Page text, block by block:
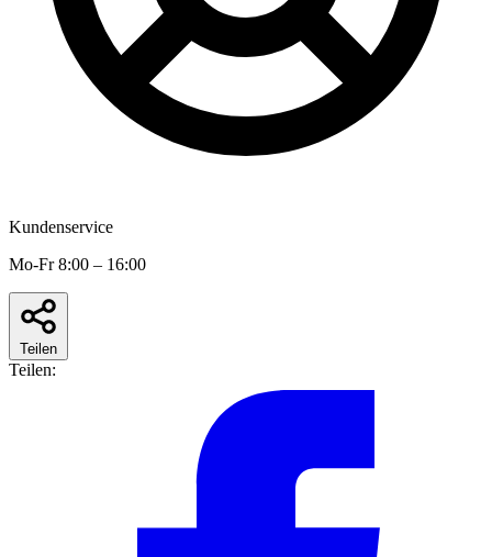
Kundenservice
Mo-Fr 8:00 – 16:00
Teilen
Teilen: